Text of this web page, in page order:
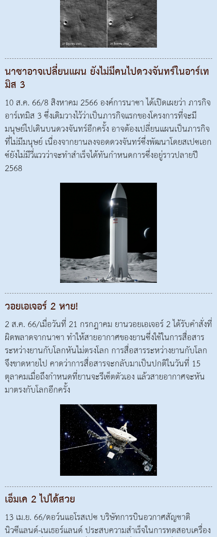
นาซาอาจเปลี่ยนแผน ยังไม่มีคนไปดวงจันทร์ในอาร์เท
มิส 3
10 ส.ค. 66/8 สิงหาคม 2566 องค์การนาซา ได้เปิดเผยว่า ภารกิจ
อาร์เทมิส 3 ซึ่งเดิมวางไว้ว่าเป็นภารกิจแรกของโครงการที่จะมี
มนุษย์ไปเดินบนดวงจันทร์อีกครั้ง อาจต้องเปลี่ยนแผนเป็นภารกิจ
ที่ไม่มีมนุษย์ เนื่องจากยานลงจอดดวงจันทร์ซึ่งพัฒนาโดยสเปซเอก
ซ์ยังไม่มีวี่แววว่าจะทำสำเร็จได้ทันกำหนดการซึ่งอยู่ราวปลายปี
2568
วอยเอเจอร์ 2 หาย!
2 ส.ค. 66/เมื่อวันที่ 21 กรกฎาคม ยานวอยเอเจอร์ 2 ได้รับคำสั่งที่
ผิดพลาดจากนาซา ทำให้สายอากาศของยานซึ่งใช้ในการสื่อสาร
ระหว่างยานกับโลกหันไม่ตรงโลก การสื่อสารระหว่างยานกับโลก
จึงขาดหายไป คาดว่าการสื่อสารจะกลับมาเป็นปกติในวันที่ 15
ตุลาคมเมื่อถึงกำหนดที่ยานจะรีเซ็ตตัวเอง แล้วสายอากาศจะหัน
มาตรงกับโลกอีกครั้ง
เอ็มเค 2 ไปได้สวย
13 เม.ย. 66/ดอว์นแอโรสเปซ บริษัทการบินอวกาศสัญชาติ
นิวซีแลนด์-เนเธอร์แลนด์ ประสบความสำเร็จในการทดสอบเครื่อง